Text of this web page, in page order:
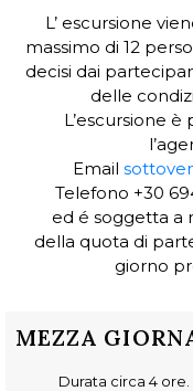
L’ escursione
massimo di 12
decisi dai
delle
L’escursione
Email
Telefono +30
ed é soggetta a
della quota di
giorno
MEZZA
Durata circa 4 ore.